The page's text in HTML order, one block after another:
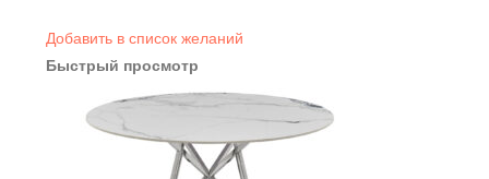
Добавить в список желаний
Быстрый просмотр